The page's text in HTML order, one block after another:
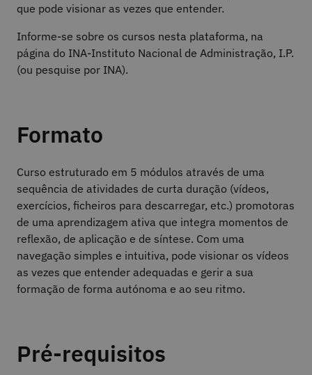
que pode visionar as vezes que entender.
Informe-se sobre os cursos nesta plataforma, na
página do INA-Instituto Nacional de Administração, I.P.
(ou pesquise por INA).
Formato
Curso estruturado em 5 módulos através de uma
sequência de atividades de curta duração (vídeos,
exercícios, ficheiros para descarregar, etc.) promotoras
de uma aprendizagem ativa que integra momentos de
reflexão, de aplicação e de síntese. Com uma
navegação simples e intuitiva, pode visionar os vídeos
as vezes que entender adequadas e gerir a sua
formação de forma autónoma e ao seu ritmo.
Pré-requisitos